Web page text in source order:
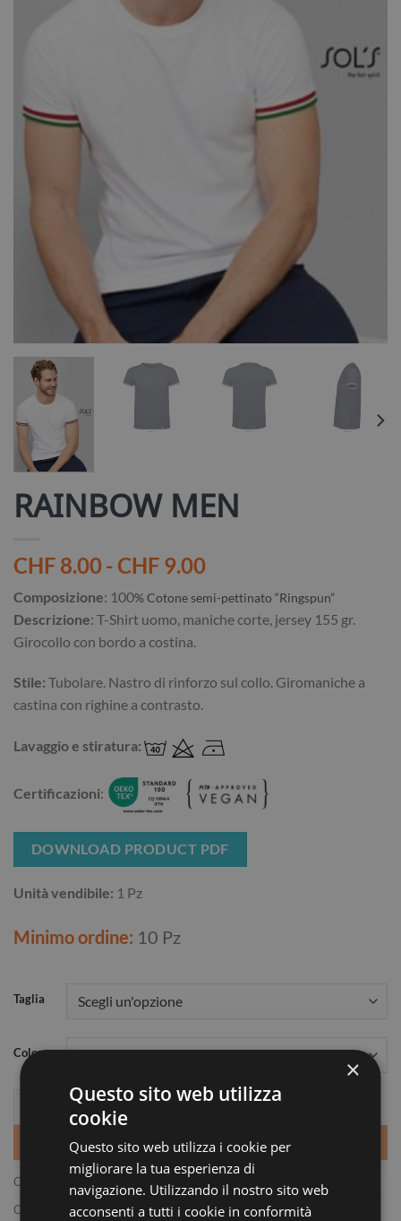
RAINBOW MEN
CHF 8.00-CHF 9.00Fascia
prezzo:
da
CHF 9.00
Composizione: 100% Cotone semi-pettinato “Ringspun”
Descrizione: T-Shirt uomo, maniche corte, jersey 155 gr.
Girocollo con bordo a costina.
Stile: Tubolare. Nastro di rinforzo sul collo. Giromaniche a
castina con righine a contrasto.
Lavaggio e stiratura:
Certificazioni:
DOWNLOAD PRODUCT PDF
Unità vendibile: 1 Pz
Minimo ordine: 10 Pz
Taglia
Colore
RAINBOW MEN quantità
AGGIUNGI AL CARRELLO
COD:
Categoria: T-SHIRT
×
Questo sito web utilizza
cookie
Questo sito web utilizza i cookie per
migliorare la tua esperienza di
navigazione. Utilizzando il nostro sito web
acconsenti a tutti i cookie in conformità